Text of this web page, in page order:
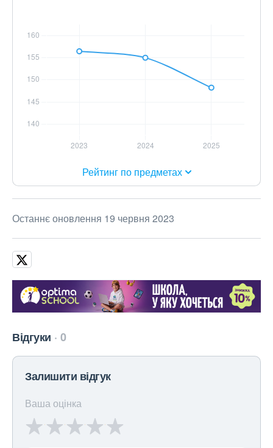
Рейтинг по предметах
Останнє оновлення 19 червня 2023
Відгуки 0
Залишити відгук
Ваша оцінка